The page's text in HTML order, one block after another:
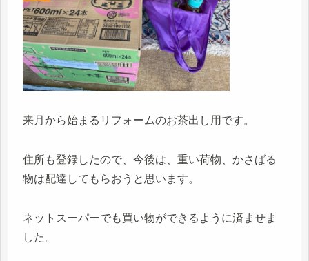
来月から始まるリフォームのお茶出し用です。
住所も登録したので、今後は、重い荷物、かさばる
物は配達してもらおうと思います。
ネットスーパーでも買い物ができるように済ませま
した。